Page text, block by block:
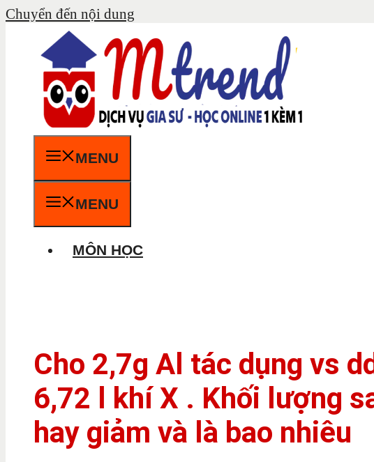
Chuyển đến nội dung
MENU
MENU
MÔN HỌC
Cho 2,7g Al tác dụng vs
6,72 l khí X . Khối lượng
hay giảm và là bao nhiêu